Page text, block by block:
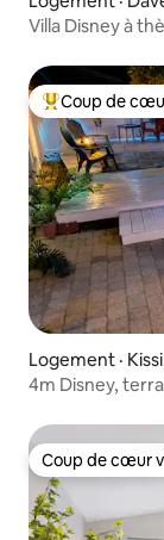
Villa Disney à
Coup de cœur
Coup de
Logement ·
4m Disney,
Coup de cœur
Coup de cœur